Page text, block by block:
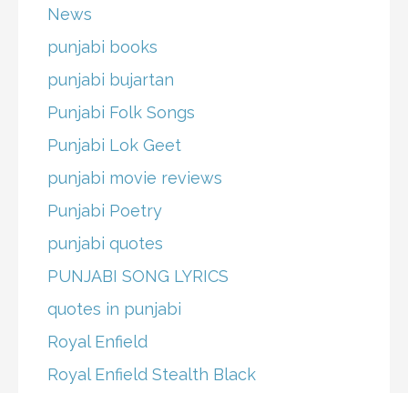
News
punjabi books
punjabi bujartan
Punjabi Folk Songs
Punjabi Lok Geet
punjabi movie reviews
Punjabi Poetry
punjabi quotes
PUNJABI SONG LYRICS
quotes in punjabi
Royal Enfield
Royal Enfield Stealth Black